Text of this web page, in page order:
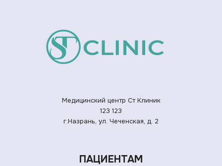
Медицинский центр Ст Клиник
123 123
г.Назрань, ул. Чеченская, д. 2
ПАЦИЕНТАМ